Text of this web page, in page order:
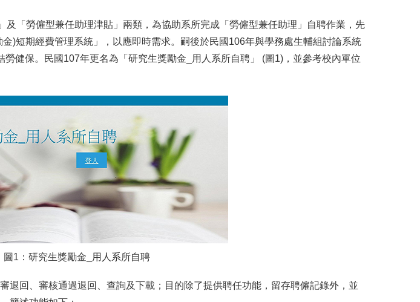
「勞僱型兼任助理津貼」兩類，為協助系所完成「勞僱型兼任助理」自聘作業，先
)短期經費管理系統」，以應即時需求。嗣後於民國106年與學務處生輔組討論系統
健保。民國107年更名為「研究生獎勵金_用人系所自聘」 (圖1)，並參考校內單位
圖1：研究生獎勵金_用人系所自聘
退回、審核通過退回、查詢及下載；目的除了提供聘任功能，留存聘僱記錄外，並